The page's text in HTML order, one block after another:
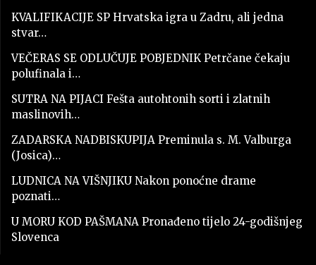
KVALIFIKACIJE SP Hrvatska igra u Zadru, ali jedna
stvar…
VEČERAS SE ODLUČUJE POBJEDNIK Petrčane čekaju
polufinala i…
SUTRA NA PIJACI Fešta autohtonih sorti i zlatnih
maslinovih…
ZADARSKA NADBISKUPIJA Preminula s. M. Valburga
(Josica)…
LUDNICA NA VIŠNJIKU Nakon ponoćne drame
poznati…
U MORU KOD PAŠMANA Pronađeno tijelo 24-godišnjeg
Slovenca